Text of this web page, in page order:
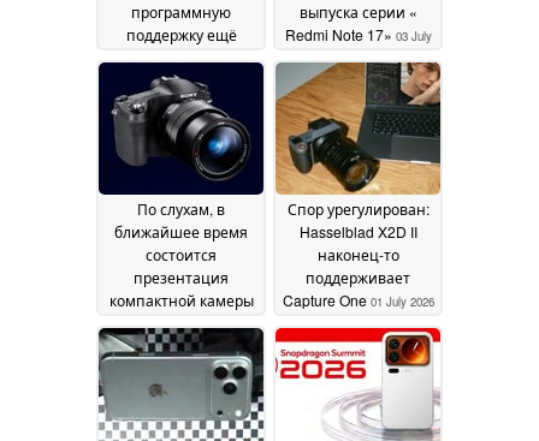
программную
поддержку ещё
смартфонов марок
Xiaomi, Poco и Redmi
05 July 2026
выпуска серии «
Redmi Note 17» 03 July
2026
По слухам, в
ближайшее время
состоится
презентация
компактной камеры
кратным зумом
01 July
Спор урегулирован:
Hasselblad X2D II
наконец-то
поддерживает
Capture One 01 July 2026